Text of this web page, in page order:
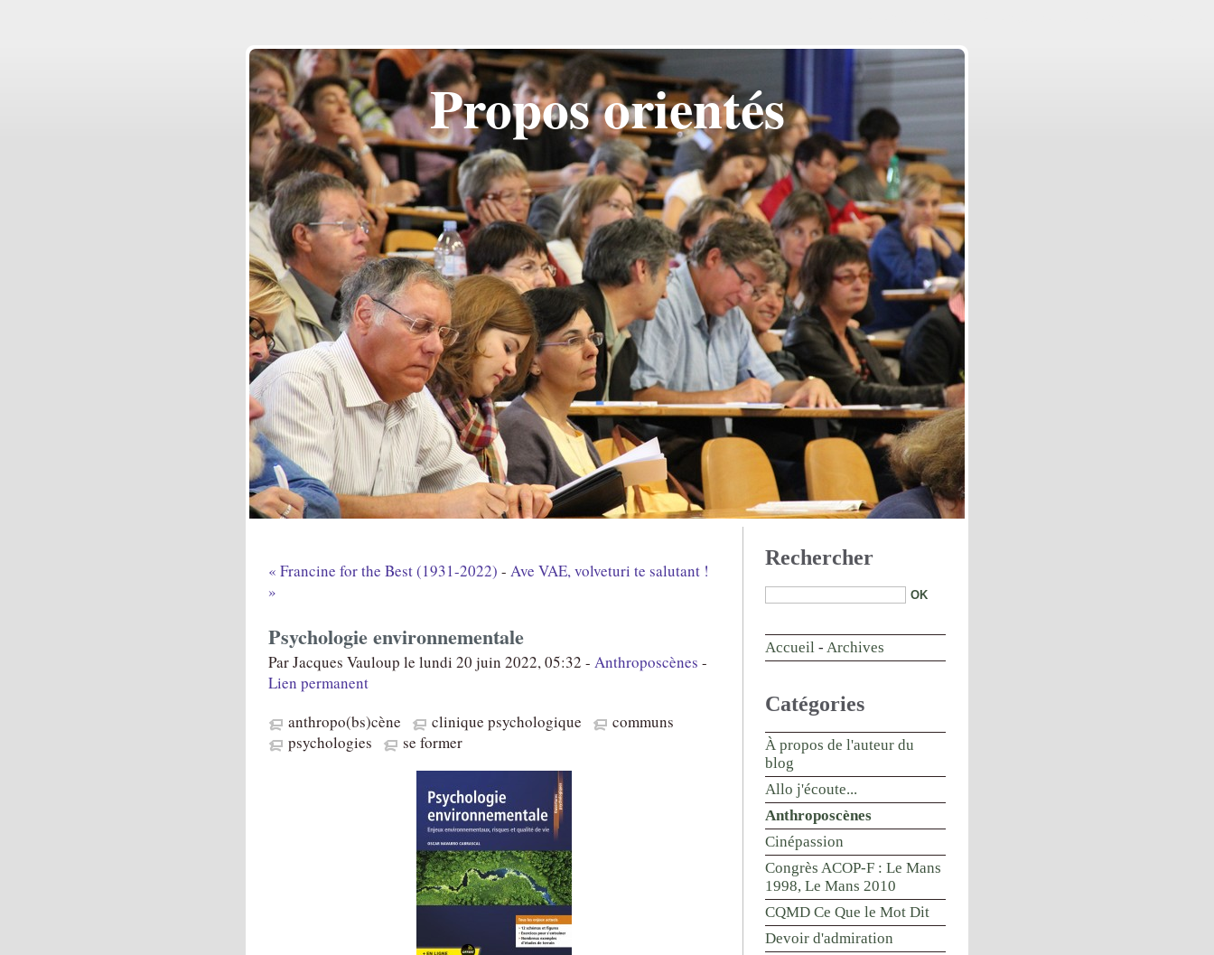
Propos orientés
« Francine for the Best (1931-2022) - Ave VAE, volveturi te salutant !
»
Psychologie environnementale
Par Jacques Vauloup le lundi 20 juin 2022, 05:32 - Anthroposcènes -
Lien permanent
anthropo(bs)cène
clinique psychologique
communs
psychologies
se former
Rechercher
Accueil - Archives
Catégories
À propos de l'auteur du
blog
Allo j'écoute...
Anthroposcènes
Cinépassion
Congrès ACOP-F : Le Mans
1998, Le Mans 2010
CQMD Ce Que le Mot Dit
Devoir d'admiration